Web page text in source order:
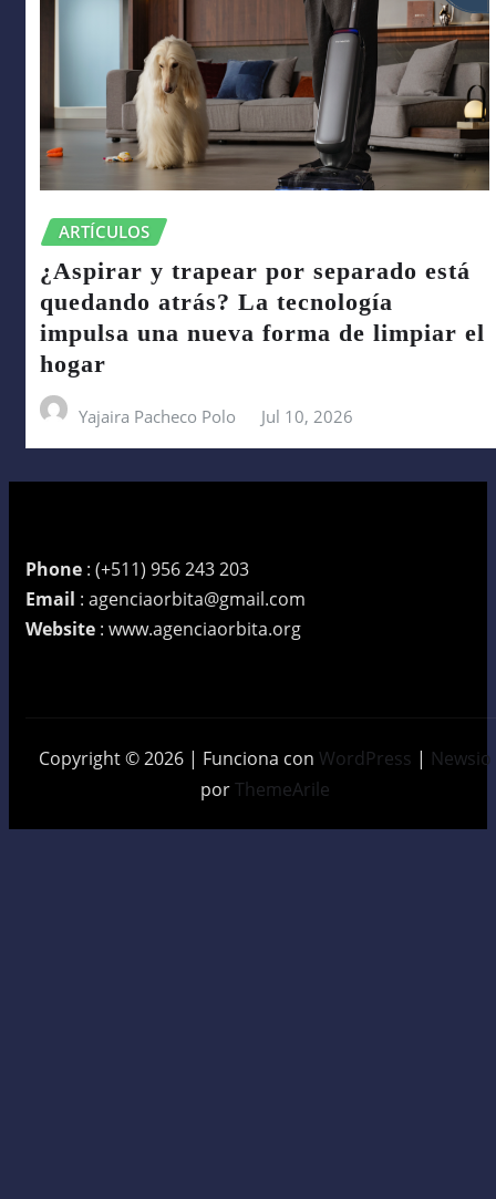
ARTÍCULOS
¿Aspirar y trapear por separado está
quedando atrás? La tecnología
impulsa una nueva forma de limpiar el
hogar
Yajaira Pacheco Polo Jul 10, 2026
Phone : (+511) 956 243 203
Email : agenciaorbita@gmail.com
Website : www.agenciaorbita.org
Copyright © 2026 | Funciona con WordPress | Newsio
porThemeArile